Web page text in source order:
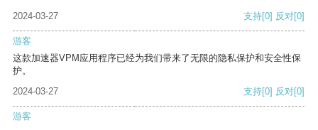
2024-03-27 支持[0] 反对[0]
游客
这款加速器VPM应用程序已经为我们带来了无限的隐私保护和安全性保
护。
2024-03-27
支持[0] 反对[0]
游客